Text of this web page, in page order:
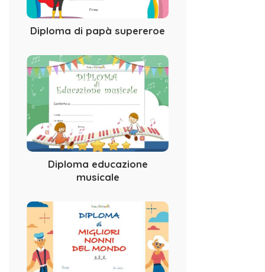
Diploma di papà supereroe
Diploma educazione
musicale